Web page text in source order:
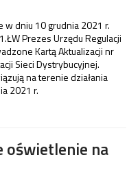
w dniu 10 grudnia 2021 r.
Prezes Urzędu Regulacji
Kartą Aktualizacji nr
Sieci Dystrybucyjnej.
na terenie działania
2021 r.
oświetlenie na